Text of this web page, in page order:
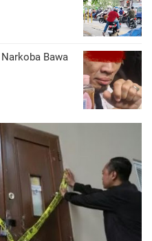
Bawa